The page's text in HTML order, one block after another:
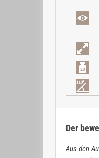
Der
Aus den